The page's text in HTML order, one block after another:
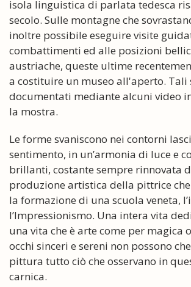
isola linguistica di parlata tedesca
secolo. Sulle montagne che
inoltre possibile eseguire visite
combattimenti ed alle posizioni
austriache, queste ultime
a costituire un museo all'aperto. Tali
documentati mediante alcuni video
la mostra.
Le forme svaniscono nei contorni
sentimento, in un’armonia di luce e
brillanti, costante sempre rinnovata
produzione artistica della pittrice
la formazione di una scuola veneta,
l’Impressionismo. Una intera vita
una vita che è arte come per magica
occhi sinceri e sereni non possono
pittura tutto ciò che osservano in
carnica.